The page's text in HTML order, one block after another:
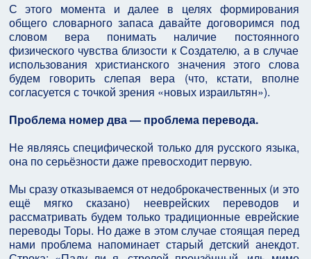
С этого момента и далее в целях формирования
общего словарного запаса давайте договоримся под
словом вера понимать наличие постоянного
физического чувства близости к Создателю, а в случае
использования христианского значения этого слова
будем говорить слепая вера (что, кстати, вполне
согласуется с точкой зрения «новых израильтян»).
Проблема номер два — проблема перевода.
Не являясь специфической только для русского языка,
она по серьёзности даже превосходит первую.
Мы сразу отказываемся от недоброкачественных (и это
ещё мягко сказано) нееврейских переводов и
рассматривать будем только традиционные еврейские
переводы Торы. Но даже в этом случае стоящая перед
нами проблема напоминает старый детский анекдот.